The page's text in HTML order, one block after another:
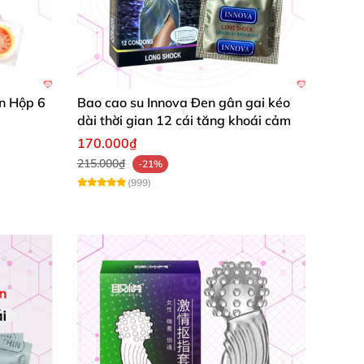
việc đeo dễ dàng hơn tránh bị tuột khi quan
được dễ chịu nhất
nhé.
Hộp 6
Bao cao su Innova Đen gân gai kéo
dài thời gian 12 cái tăng khoái cảm
170.000₫
215.000₫
-21%
(999)